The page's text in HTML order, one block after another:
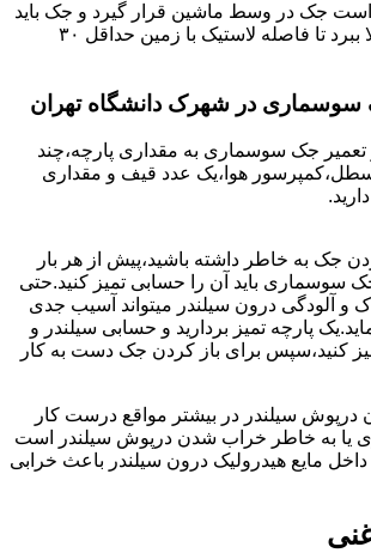
است جک در وسط ماشین قرار گیرد و جک باید
خودرو را به نحوی بالا ببرد تا فاصله لاستیک با زمین حداقل ۳۰
در شهرک دانشگاه تهران
جک سوسماری به مقداری پارچه،چند
هوا،یک عدد قیف و مقداری
جک به خاطر داشته باشید،پیش از هر بار
سوسماری باید آن را حسابی تمیز کنید.حتی
و آلودگی درون سیلندر میتواند آسیب جدی
پارچه تمیز بردارید و حسابی سیلندر و
کنید،سپس برای باز کردن جک دست به کار
درپوش سیلندر در بیشتر مواقع درست کار
یا به خاطر خراب شدن درپوش سیلندر است
مایع هیدرولیک درون سیلندر باعث خرابی